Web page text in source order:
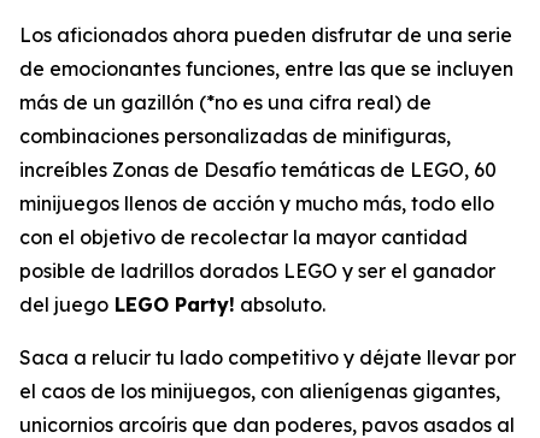
Los aficionados ahora pueden disfrutar de una serie
de emocionantes funciones, entre las que se incluyen
más de un gazillón (*no es una cifra real) de
combinaciones personalizadas de minifiguras,
increíbles Zonas de Desafío temáticas de LEGO, 60
minijuegos llenos de acción y mucho más, todo ello
con el objetivo de recolectar la mayor cantidad
posible de ladrillos dorados LEGO y ser el ganador
del juego LEGO Party! absoluto.
Saca a relucir tu lado competitivo y déjate llevar por
el caos de los minijuegos, con alienígenas gigantes,
unicornios arcoíris que dan poderes, pavos asados al